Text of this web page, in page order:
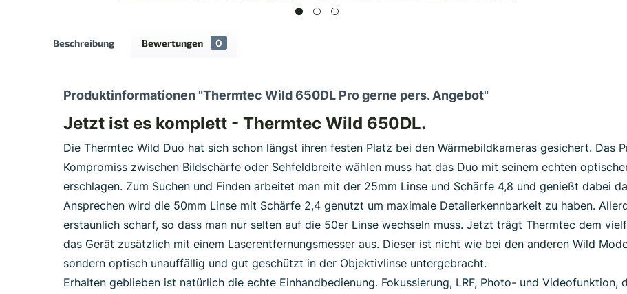
Beschreibung Bewertungen 0
Produktinformationen "Thermtec Wild 650DL Pro gerne pers. Angebot"
Jetzt ist es komplett - Thermtec Wild 650DL.
Die Thermtec Wild Duo hat sich schon längst ihren festen Platz bei den Wärmebildkameras gesichert. Das
Kompromiss zwischen Bildschärfe oder Sehfeldbreite wählen muss hat das Duo mit seinem echten
erschlagen. Zum Suchen und Finden arbeitet man mit der 25mm Linse und Schärfe 4,8 und genießt dabei
Ansprechen wird die 50mm Linse mit Schärfe 2,4 genutzt um maximale Detailerkennbarkeit zu haben.
erstaunlich scharf, so dass man nur selten auf die 50er Linse wechseln muss. Jetzt trägt Thermtec dem
das Gerät zusätzlich mit einem Laserentfernungsmesser aus. Dieser ist nicht wie bei den anderen Wild
sondern optisch unauffällig und gut geschützt in der Objektivlinse untergebracht.
Erhalten geblieben ist natürlich die echte Einhandbedienung. Fokussierung, LRF, Photo- und